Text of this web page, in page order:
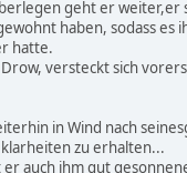
geht er weiter,er
haben, sodass es
hatte.
versteckt sich
in Wind nach
zu erhalten...
auch ihm gut